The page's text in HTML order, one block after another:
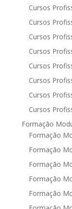
Cursos
Cursos
Cursos
Cursos
Cursos
Cursos
Cursos
Cursos
Formação
Formação
Formação
Formação
Formação
Formação